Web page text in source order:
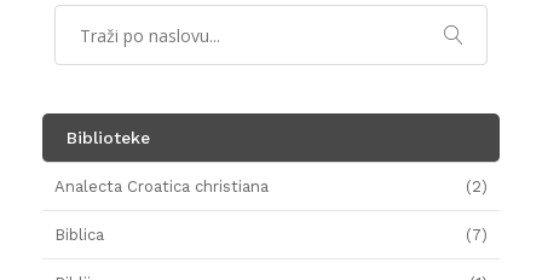
Biblioteke
Analecta Croatica christiana (2)
Biblica (7)